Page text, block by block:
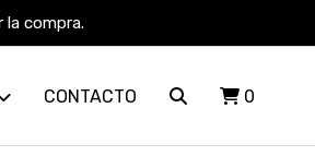
la compra.
CONTACTO 0